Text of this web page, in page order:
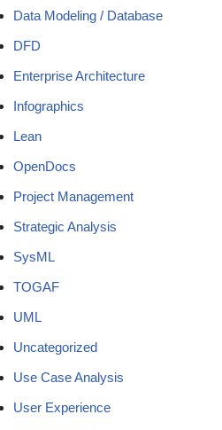
Data Modeling / Database
DFD
Enterprise Architecture
Infographics
Lean
OpenDocs
Project Management
Strategic Analysis
SysML
TOGAF
UML
Uncategorized
Use Case Analysis
User Experience